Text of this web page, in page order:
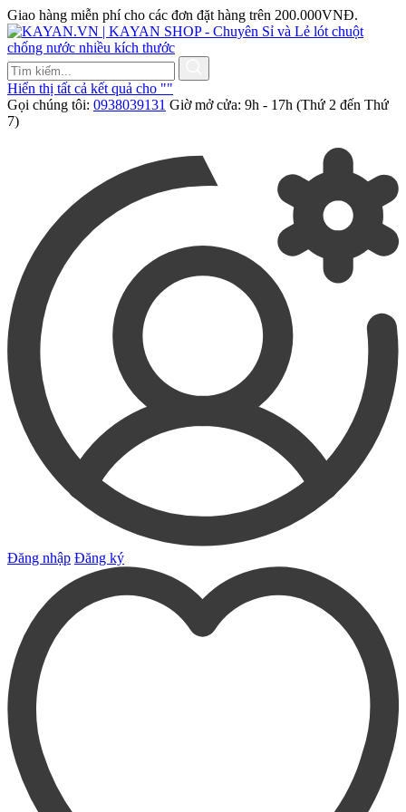
Giao hàng miễn phí cho các đơn đặt hàng trên 200.000VNĐ.
Hiển thị tất cả kết quả cho ""
Gọi chúng tôi: 0938039131 Giờ mở cửa: 9h - 17h (Thứ 2 đến Thứ
7)
Đăng nhập Đăng ký